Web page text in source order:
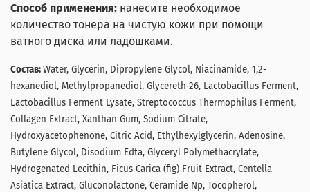
Способ применения: нанесите необходимое
количество тонера на чистую кожи при помощи
ватного диска или ладошками.
Состав:Water, Glycerin, Dipropylene Glycol, Niacinamide, 1,2-
hexanediol, Methylpropanediol, Glycereth-26, Lactobacillus Ferment,
Lactobacillus Ferment Lysate, Streptococcus Thermophilus Ferment,
Collagen Extract, Xanthan Gum, Sodium Citrate,
Hydroxyacetophenone, Citric Acid, Ethylhexylglycerin, Adenosine,
Butylene Glycol, Disodium Edta, Glyceryl Polymethacrylate,
Hydrogenated Lecithin, Ficus Carica (fig) Fruit Extract, Centella
Asiatica Extract, Gluconolactone, Ceramide Np, Tocopherol,